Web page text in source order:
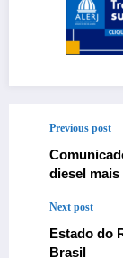
Previous post
diesel
Next post
Estado do
Brasil